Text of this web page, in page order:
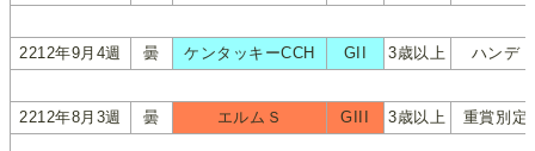
2212年9月4週 曇 ケンタッキーCCH GII 3歳以上 ハンデ
2212年8月3週 曇 エルムＳ GIII 3歳以上 重賞別定